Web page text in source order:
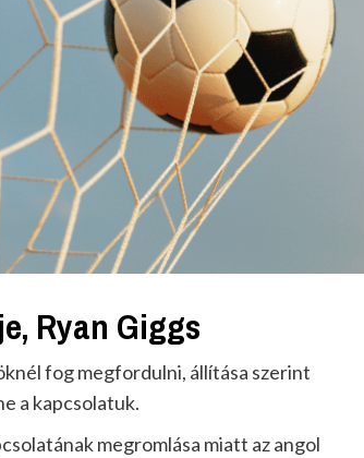
Ryan Giggs
fog megfordulni, állítása szerint
a kapcsolatuk.
megromlása miatt az angol